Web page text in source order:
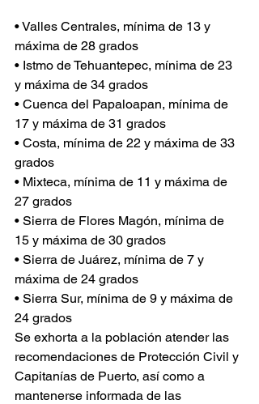
• Valles Centrales, mínima de 13 y
máxima de 28 grados
• Istmo de Tehuantepec, mínima de 23
y máxima de 34 grados
• Cuenca del Papaloapan, mínima de
17 y máxima de 31 grados
• Costa, mínima de 22 y máxima de 33
grados
• Mixteca, mínima de 11 y máxima de
27 grados
• Sierra de Flores Magón, mínima de
15 y máxima de 30 grados
• Sierra de Juárez, mínima de 7 y
máxima de 24 grados
• Sierra Sur, mínima de 9 y máxima de
24 grados
Se exhorta a la población atender las
recomendaciones de Protección Civil y
Capitanías de Puerto, así como a
mantenerse informada de las